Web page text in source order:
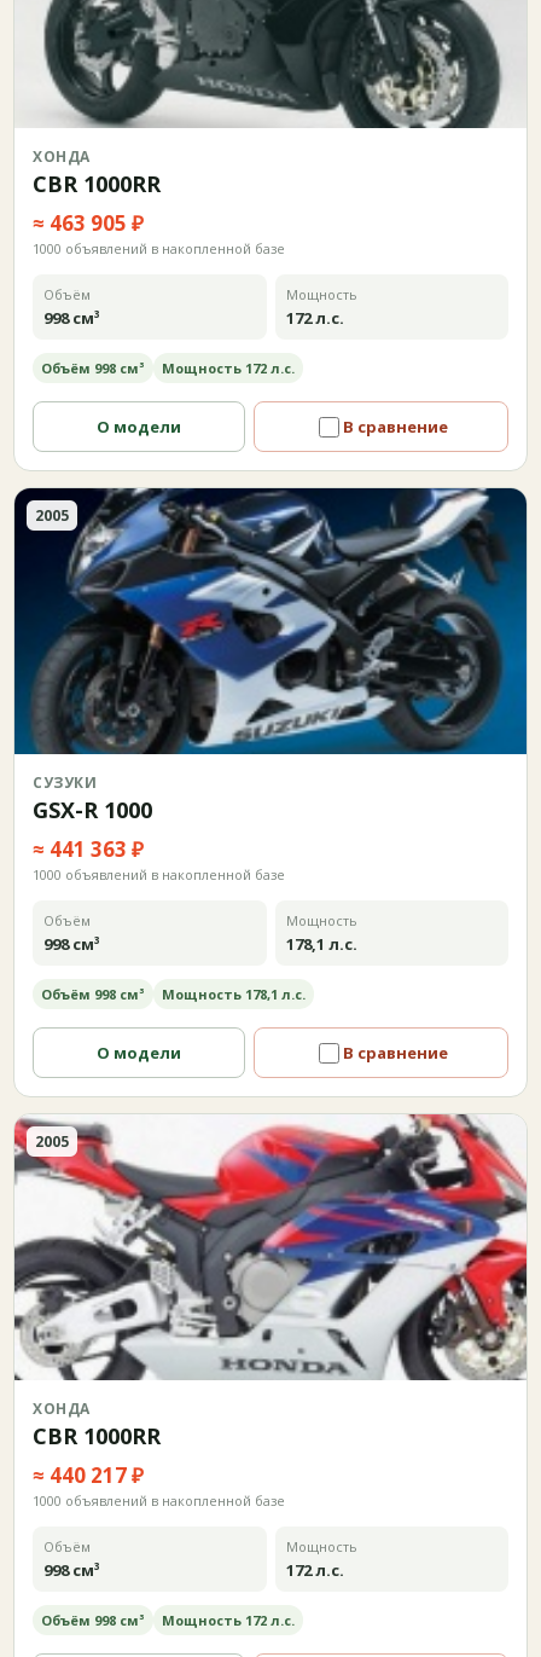
ХОНДА
CBR 1000RR
≈ 463 905 ₽
1000 объявлений в накопленной базе
Объём
998 см³
Мощность
172 л.с.
Объём 998 см³ Мощность 172 л.с.
О модели В сравнение
2005
СУЗУКИ
GSX-R 1000
≈ 441 363 ₽
1000 объявлений в накопленной базе
Объём
998 см³
Мощность
178,1 л.с.
Объём 998 см³ Мощность 178,1 л.с.
О модели В сравнение
2005
ХОНДА
CBR 1000RR
≈ 440 217 ₽
1000 объявлений в накопленной базе
Объём
998 см³
Мощность
172 л.с.
Объём 998 см³ Мощность 172 л.с.